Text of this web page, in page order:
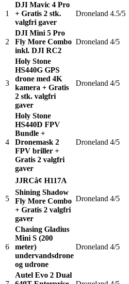
1
DJI Mavic 4 Pro
+ Gratis 2 stk.
valgfri gaver
Droneland 4.5/5
2
DJI Mini 5 Pro
Fly More Combo
inkl. DJI RC2
Droneland 4/5
3
Holy Stone
HS440G GPS
drone med 4K
kamera + Gratis
2 stk. valgfri
gaver
Droneland 4/5
4
Holy Stone
HS440D FPV
Bundle +
Dronemask 2
FPV briller +
Gratis 2 valgfri
gaver
Droneland 4/5
5
JJRCâ¢ H117A
Shining Shadow
Fly More Combo
+ Gratis 2 valgfri
gaver
Droneland 4/5
6
Chasing Gladius
Mini S (200
meter)
undervandsdrone
og udrone
Droneland 4/5
Autel Evo 2 Dual